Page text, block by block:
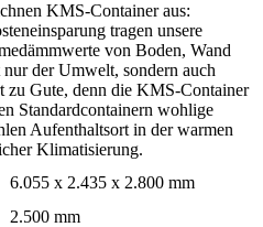
KMS-Container aus:
tragen unsere
von Boden, Wand
der Umwelt, sondern auch
zu Gute, denn die KMS-Container
Standardcontainern wohlige
Aufenthaltsort in der warmen
Klimatisierung.
6.055 x 2.435 x 2.800 mm
2.500 mm